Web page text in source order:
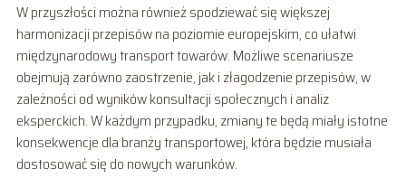
W przyszłości można również spodziewać się większej
harmonizacji przepisów na poziomie europejskim, co ułatwi
międzynarodowy transport towarów. Możliwe scenariusze
obejmują zarówno zaostrzenie, jak i złagodzenie przepisów, w
zależności od wyników konsultacji społecznych i analiz
eksperckich. W każdym przypadku, zmiany te będą miały istotne
konsekwencje dla branży transportowej, która będzie musiała
dostosować się do nowych warunków.